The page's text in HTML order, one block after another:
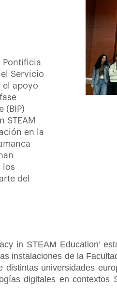
Pontificia
Servicio
el apoyo
(BIP)
STEAM
en la
los
del
in STEAM Education’
instalaciones de la
distintas universidades
digitales en contextos